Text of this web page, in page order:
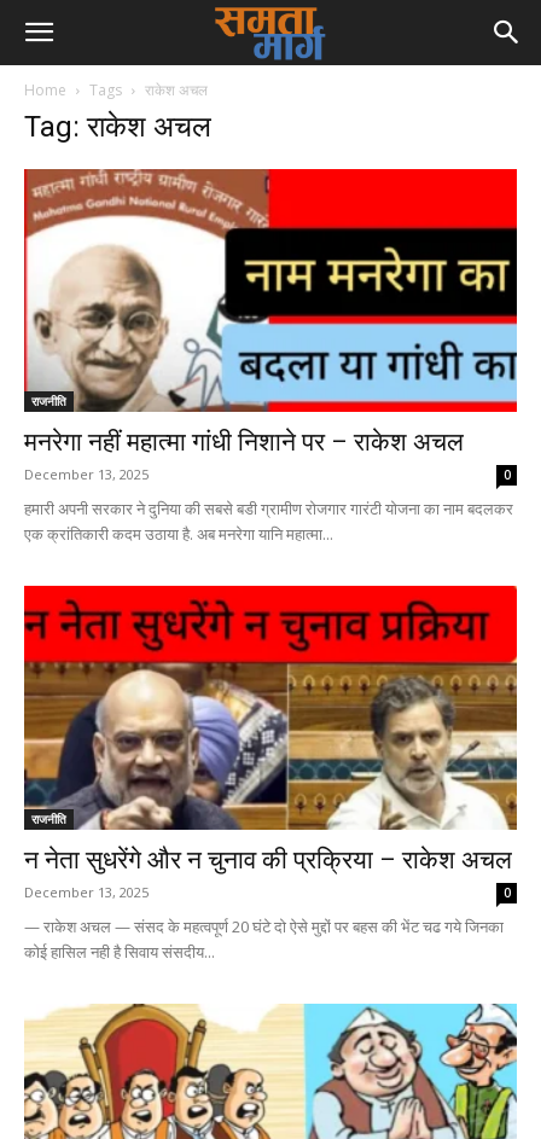
Home Tags राकेश अचल
Tag: राकेश अचल
राजनीति
मनरेगा नहीं महात्मा गांधी निशाने पर – राकेश अचल
December 13, 2025 0
हमारी अपनी सरकार ने दुनिया की सबसे बडी ग्रामीण रोजगार गारंटी योजना का नाम बदलकर
एक क्रांतिकारी कदम उठाया है. अब मनरेगा यानि महात्मा...
राजनीति
न नेता सुधरेंगे और न चुनाव की प्रक्रिया – राकेश अचल
December 13, 2025 0
— राकेश अचल — संसद के महत्वपूर्ण 20 घंटे दो ऐसे मुद्दों पर बहस की भेंट चढ गये जिनका
कोई हासिल नही है सिवाय संसदीय...